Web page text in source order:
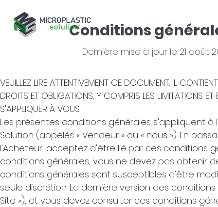
Conditions
VEUILLEZ LIRE ATTENTIVEMENT CE DOCUMENT. IL
DROITS ET OBLIGATIONS, Y COMPRIS LES LIMITATIONS
S'APPLIQUER À VOUS.
Les présentes conditions générales s'appliquent
Solution (appelés « Vendeur » ou « nous »). En
l'Acheteur, acceptez d'être lié par ces conditions
conditions générales, vous ne devez pas obtenir
conditions générales sont susceptibles d'être
seule discrétion. La dernière version des
Site »), et vous devez consulter ces conditions
Dernière mise à jour le 21 août